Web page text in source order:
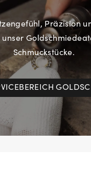
Präzision
unser
Schmuckstücke.